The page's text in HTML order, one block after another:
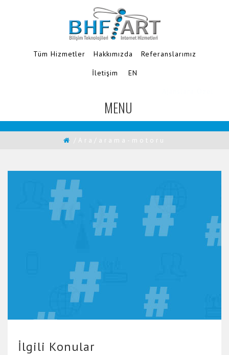
Tüm Hizmetler Hakkımızda Referanslarımız
İletişim
EN
MENU
TOGGLE
NAVIGATION
/Ara/arama-motoru
İlgili Konular